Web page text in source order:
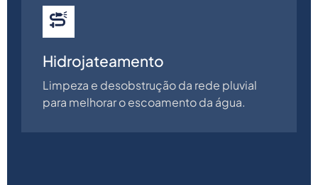
Hidrojateamento
Limpeza e desobstrução da rede pluvial
para melhorar o escoamento da água.